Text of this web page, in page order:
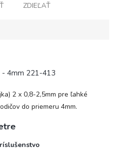
ZDIEĽAŤ
- 4mm 221-413
2 x 0,8-2,5mm pre ľahké
do priemeru 4mm.